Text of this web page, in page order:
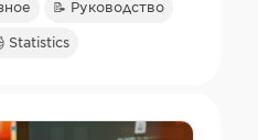
📝 Руководство
Statistics